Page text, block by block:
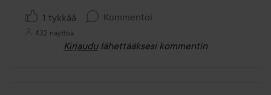
1 tykkää Kommentoi
432 näyttöä
Kirjaudu lähettääksesi kommentin